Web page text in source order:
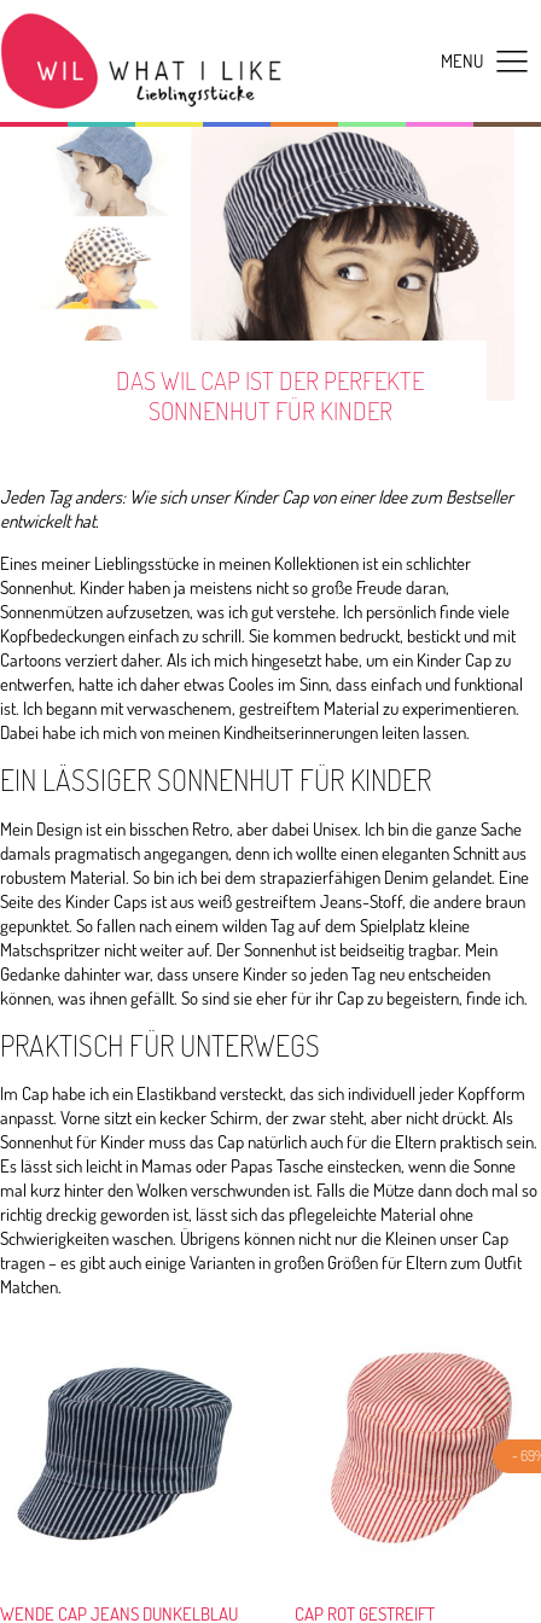
DAS WIL CAP IST DER PERFEKTE
SONNENHUT FÜR KINDER
Jeden Tag anders: Wie sich unser Kinder Cap von einer Idee zum Bestseller
entwickelt hat.
Eines meiner Lieblingsstücke in meinen Kollektionen ist ein schlichter
Sonnenhut. Kinder haben ja meistens nicht so große Freude daran,
Sonnenmützen aufzusetzen, was ich gut verstehe. Ich persönlich finde viele
Kopfbedeckungen einfach zu schrill. Sie kommen bedruckt, bestickt und mit
Cartoons verziert daher. Als ich mich hingesetzt habe, um ein Kinder Cap zu
entwerfen, hatte ich daher etwas Cooles im Sinn, dass einfach und funktional
ist. Ich begann mit verwaschenem, gestreiftem Material zu experimentieren.
Dabei habe ich mich von meinen Kindheitserinnerungen leiten lassen.
EIN LÄSSIGER SONNENHUT FÜR KINDER
Mein Design ist ein bisschen Retro, aber dabei Unisex. Ich bin die ganze Sache
damals pragmatisch angegangen, denn ich wollte einen eleganten Schnitt aus
robustem Material. So bin ich bei dem strapazierfähigen Denim gelandet. Eine
Seite des Kinder Caps ist aus weiß gestreiftem Jeans-Stoff, die andere braun
gepunktet. So fallen nach einem wilden Tag auf dem Spielplatz kleine
Matschspritzer nicht weiter auf. Der Sonnenhut ist beidseitig tragbar. Mein
Gedanke dahinter war, dass unsere Kinder so jeden Tag neu entscheiden
können, was ihnen gefällt. So sind sie eher für ihr Cap zu begeistern, finde ich.
PRAKTISCH FÜR UNTERWEGS
Im Cap habe ich ein Elastikband versteckt, das sich individuell jeder Kopfform
anpasst. Vorne sitzt ein kecker Schirm, der zwar steht, aber nicht drückt. Als
Sonnenhut für Kinder muss das Cap natürlich auch für die Eltern praktisch sein.
Es lässt sich leicht in Mamas oder Papas Tasche einstecken, wenn die Sonne
mal kurz hinter den Wolken verschwunden ist. Falls die Mütze dann doch mal so
richtig dreckig geworden ist, lässt sich das pflegeleichte Material ohne
Schwierigkeiten waschen. Übrigens können nicht nur die Kleinen unser Cap
tragen – es gibt auch einige Varianten in großen Größen für Eltern zum Outfit
Matchen.
WENDE CAP JEANS DUNKELBLAU
-
CAP ROT GESTREIFT